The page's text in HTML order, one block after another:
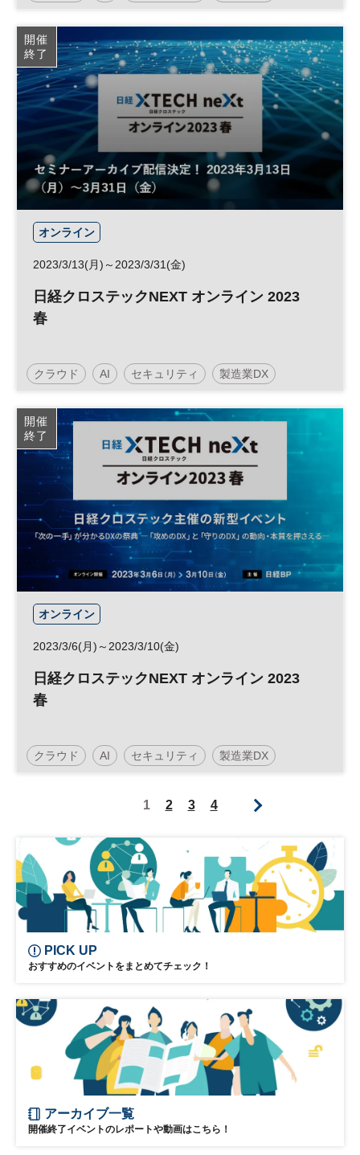
人工知能 働き方改革 建設テック
DX
開催
終了
オンライン
2023/3/13(月)～2023/3/31(金)
日経クロステックNEXT オンライン 2023
春
クラウド AI セキュリティ 製造業DX
人工知能 働き方改革 建設テック
DX
開催
終了
オンライン
2023/3/6(月)～2023/3/10(金)
日経クロステックNEXT オンライン 2023
春
クラウド AI セキュリティ 製造業DX
1 2 3 4
PICK UP
おすすめのイベントをまとめてチェック！
アーカイブ一覧
開催終了イベントのレポートや動画はこちら！